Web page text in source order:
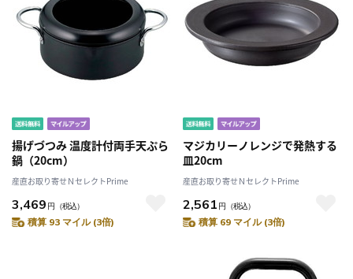
揚げづつみ 温度計付両手天ぷら
鍋（20cm）
産直お取り寄せＮセレクトPrime
3,469 円 （税込）
積算 93 マイル (3倍)
マジカリーノレンジで発熱する
皿20cm
産直お取り寄せＮセレクトPrime
2,561 円 （税込）
積算 69 マイル (3倍)